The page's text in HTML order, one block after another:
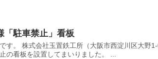
「駐車禁止」看板
す。 株式会社玉置鉄工所（大阪市西淀川区大野
の看板を設置してまいりました。 ...